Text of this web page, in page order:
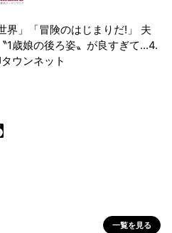
界」「冒険のはじまりだ!」 夫
1歳娘の後ろ姿〟が良すぎて...4.
ウンネット
一覧を見る